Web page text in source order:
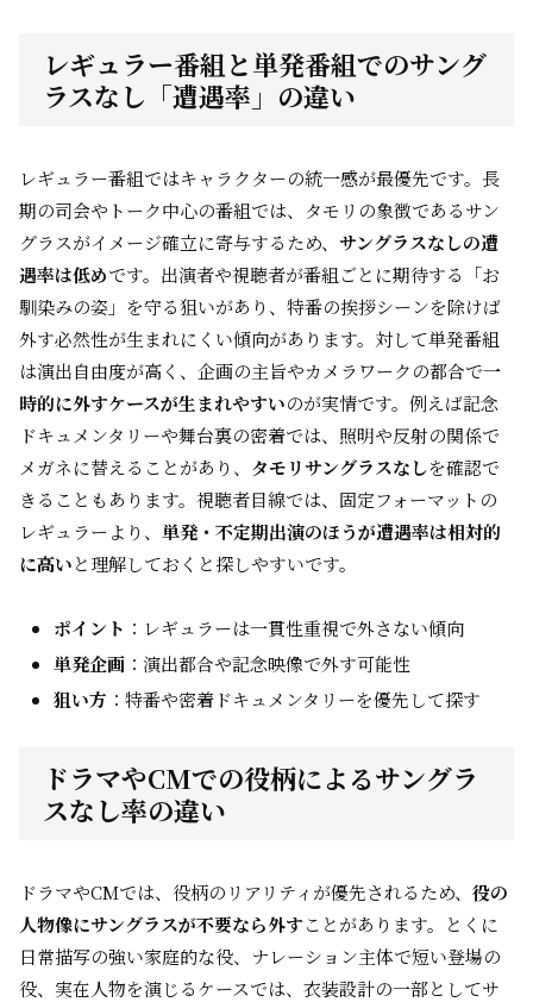
レギュラー番組と単発番組でのサング
ラスなし「遭遇率」の違い
レギュラー番組ではキャラクターの統一感が最優先です。長
期の司会やトーク中心の番組では、タモリの象徴であるサン
グラスがイメージ確立に寄与するため、 サングラスなしの遭
遇率は低めです。出演者や視聴者が番組ごとに期待する「お
馴染みの姿」を守る狙いがあり、特番の挨拶シーンを除けば
外す必然性が生まれにくい傾向があります。対して単発番組
は演出自由度が高く、企画の主旨やカメラワークの都合で一
時的に外すケースが生まれやすいのが実情です。例えば記念
ドキュメンタリーや舞台裏の密着では、照明や反射の関係で
メガネに替えることがあり、 タモリサングラスなしを確認で
きることもあります。視聴者目線では、固定フォーマットの
レギュラーより、 単発・不定期出演のほうが遭遇率は相対的
に高いと理解しておくと探しやすいです。
ポイント ：レギュラーは一貫性重視で外さない傾向
単発企画 ：演出都合や記念映像で外す可能性
狙い方 ：特番や密着ドキュメンタリーを優先して探す
ドラマやCMでの役柄によるサングラ
スなし率の違い
ドラマやCMでは、役柄のリアリティが優先されるため、 役の
人物像にサングラスが不要なら外すことがあります。とくに
日常描写の強い家庭的な役、ナレーション主体で短い登場の
役、実在人物を演じるケースでは、衣装設計の一部としてサ